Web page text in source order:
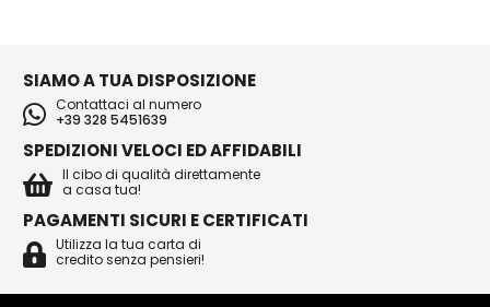
SIAMO A TUA DISPOSIZIONE
Contattaci al numero
+39 328 5451639
SPEDIZIONI VELOCI ED AFFIDABILI
Il cibo di qualità direttamente
a casa tua!
PAGAMENTI SICURI E CERTIFICATI
Utilizza la tua carta di
credito senza pensieri!